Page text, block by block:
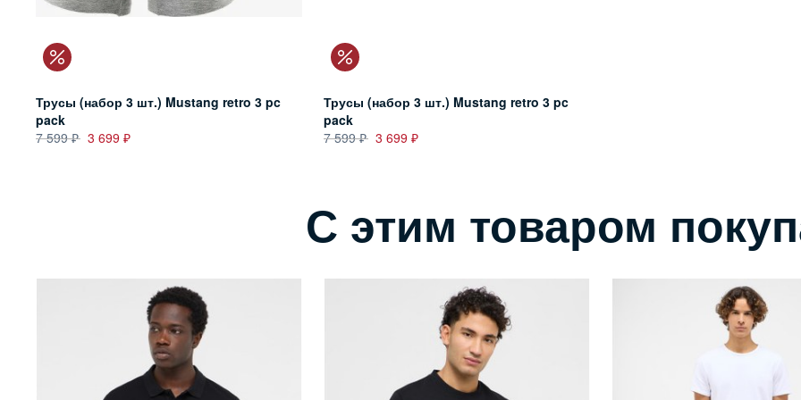
Трусы (набор 3 шт.) Mustang retro 3 pc
pack
7 599
3 699
Трусы (набор 3 шт.) Mustang retro 3 pc
pack
7 599
3 699
С этим товаром